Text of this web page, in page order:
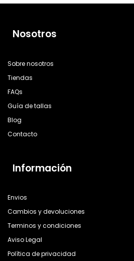
Nosotros
Sobre nosotros
Tiendas
FAQs
Guía de tallas
Blog
Contacto
Información
Envios
Cambios y devoluciones
Terminos y condiciones
Aviso Legal
Política de privacidad